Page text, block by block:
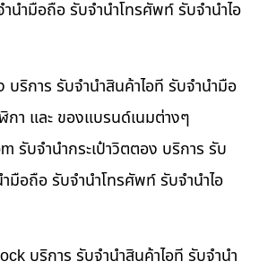
นำมือถือ รับจำนำโทรศัพท์ รับจำนำไอ
บริการ รับจำนำสินค้าไอที รับจำนำมือ
กา และ ของแบรนด์เนมต่างๆ
รับจำนำกระเป๋าวิตตอง บริการ รับ
มือถือ รับจำนำโทรศัพท์ รับจำนำไอ
บริการ รับจำนำสินค้าไอที รับจำนำ